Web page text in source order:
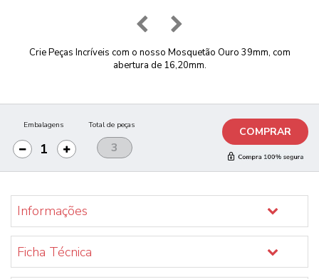
Crie Peças Incríveis com o nosso Mosquetão Ouro 39mm, com
abertura de 16,20mm.
Embalagens Total de peças COMPRAR
Informações
Ficha Técnica